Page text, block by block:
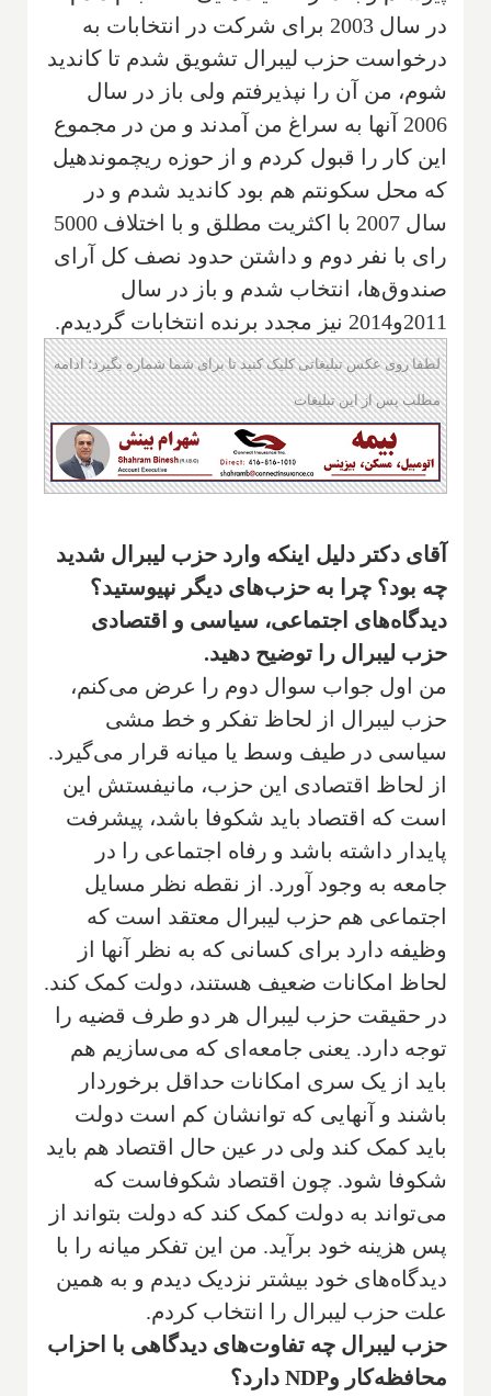
در سال 2003 برای شرکت در انتخابات به
درخواست حزب لیبرال تشویق شدم تا کاندید
شوم، من آن را نپذیرفتم ولی باز در سال
2006 آنها به سراغ من آمدند و من در مجموع
این کار را قبول کردم و از حوزه ریچموند‌هیل
که محل سکونتم هم بود کاندید شدم و در
سال 2007 با اکثریت مطلق و با اختلاف 5000
رای با نفر دوم و داشتن حدود نصف کل آرای
صندوق‌ها، انتخاب شدم و باز در سال
2011و2014 نیز مجدد برنده انتخابات گردیدم.
لطفا روی عکس تبلیغاتی کلیک کنید تا برای شما شماره بگیرد؛ ادامه
مطلب پس از این تبلیغات
آقای دکتر دلیل اینکه وارد حزب لیبرال شدید
چه بود؟ چرا به حزب‌های دیگر نپیوستید؟
دیدگاه‌های اجتماعی، سیاسی و اقتصادی
حزب لیبرال را توضیح دهید.
من اول جواب سوال دوم را عرض می‌کنم،
حزب لیبرال از لحاظ تفکر و خط مشی
سیاسی در طیف وسط یا میانه قرار می‌گیرد.
از لحاظ اقتصادی این حزب، مانیفستش این
است که اقتصاد باید شکوفا باشد، پیشرفت
پایدار داشته باشد و رفاه اجتماعی را در
جامعه به وجود آورد. از نقطه نظر مسایل
اجتماعی هم حزب لیبرال معتقد است که
وظیفه دارد برای کسانی که به نظر آنها از
لحاظ امکانات ضعیف هستند، دولت کمک کند.
در حقیقت حزب لیبرال هر دو طرف قضیه را
توجه دارد. یعنی جامعه‌ای که می‌سازیم هم
باید از یک سری امکانات حداقل برخوردار
باشند و آنهایی که توانشان کم است دولت
باید کمک کند ولی در عین حال اقتصاد هم باید
شکوفا شود. چون اقتصاد شکوفاست که
می‌تواند به دولت کمک کند که دولت بتواند از
پس هزینه خود برآید. من این تفکر میانه را با
دیدگاه‌های خود بیشتر نزدیک دیدم و به همین
علت حزب لیبرال را انتخاب کردم.
حزب لیبرال چه تفاوت‌های دیدگاهی با احزاب
محافظه‌کار وNDP دارد؟